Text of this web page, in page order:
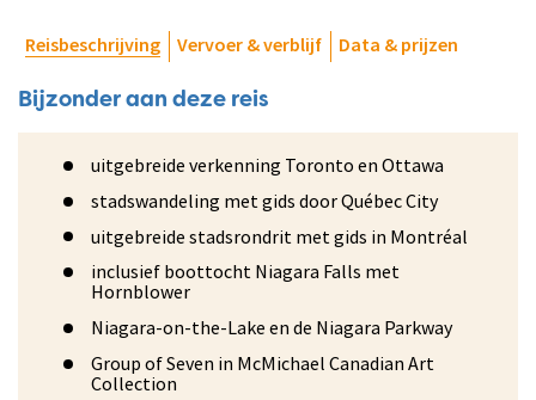
Reisbeschrijving Vervoer & verblijf Data & prijzen
Bijzonder aan deze reis
uitgebreide verkenning Toronto en Ottawa
stadswandeling met gids door Québec City
uitgebreide stadsrondrit met gids in Montréal
inclusief boottocht Niagara Falls met
Hornblower
Niagara-on-the-Lake en de Niagara Parkway
Group of Seven in McMichael Canadian Art
Collection